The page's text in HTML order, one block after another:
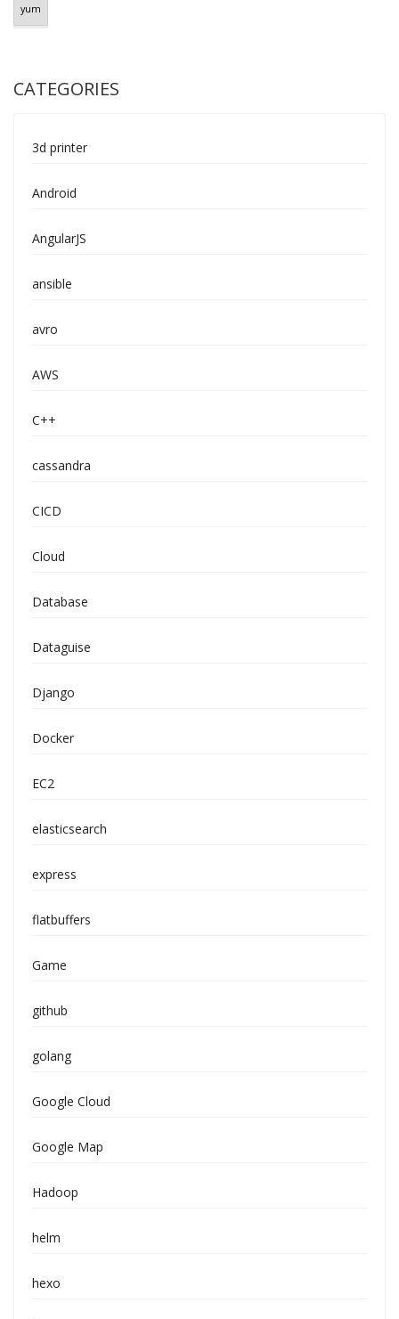
yum
CATEGORIES
3d printer
Android
AngularJS
ansible
avro
AWS
C++
cassandra
CICD
Cloud
Database
Dataguise
Django
Docker
EC2
elasticsearch
express
flatbuffers
Game
github
golang
Google Cloud
Google Map
Hadoop
helm
hexo